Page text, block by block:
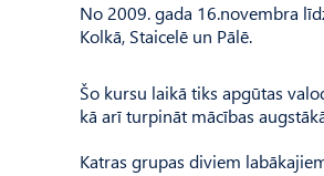
No 2009. gada 16.novembra
Kolkā, Staicelē un Pālē.
Šo kursu laikā tiks apgūtas
kā arī turpināt mācības
Katras grupas diviem